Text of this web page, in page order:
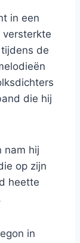
in een
de
die hij
nam hij
op zijn
heette
in